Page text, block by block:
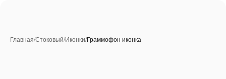
Главная/Стоковый/Иконки/Граммофон иконка